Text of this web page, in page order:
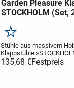
Garden Pleasure
STOCKHOLM (Set,
Merken
Stühle aus massivem
Klappstühle
Pleasure macht nicht nur
her, sondern punktet
135,68 €Festpreis